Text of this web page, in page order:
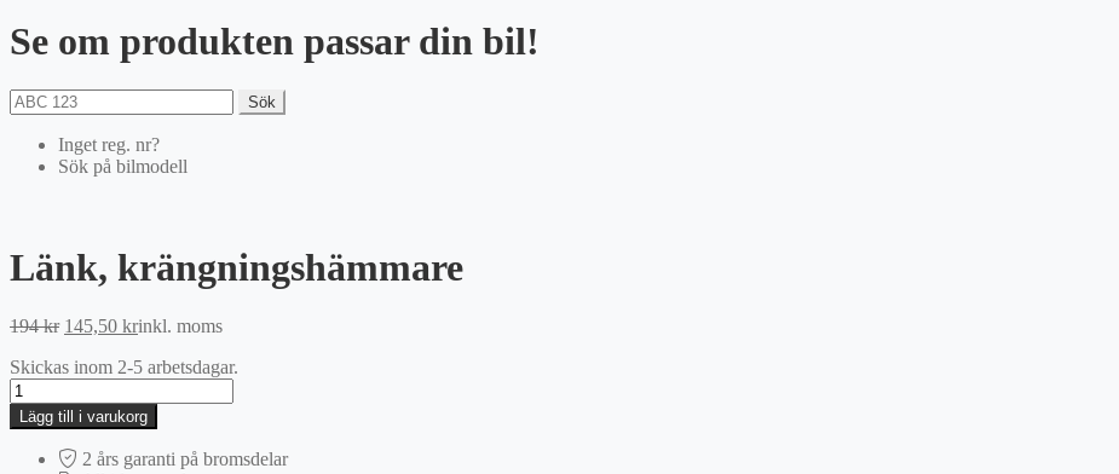
Se om produkten passar din bil!
Sök
Inget reg. nr?
Sök på bilmodell
Länk, krängningshämmare
194kr Det
priset
194 kr.
145,50 krDet
priset
145,50 kr.
inkl. moms
Skickas inom 2-5 arbetsdagar.
Länk,
krängningshämmare
mängd
Lägg till i varukorg
2 års garanti på bromsdelar